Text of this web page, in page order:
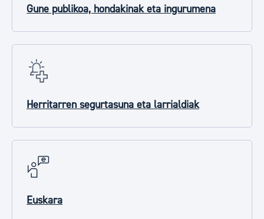
Gune publikoa, hondakinak eta ingurumena
Herritarren segurtasuna eta larrialdiak
Euskara